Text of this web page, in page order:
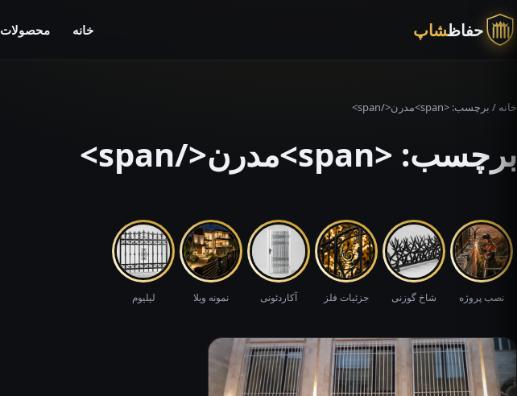
حفاظشاپ خانه محصولات
خانه / برچسب: <span>مدرن</span>
برچسب: <span>مدرن</span>
نصب پروژه شاخ گوزنی جزئیات فلز آکاردئونی نمونه ویلا لیلیوم